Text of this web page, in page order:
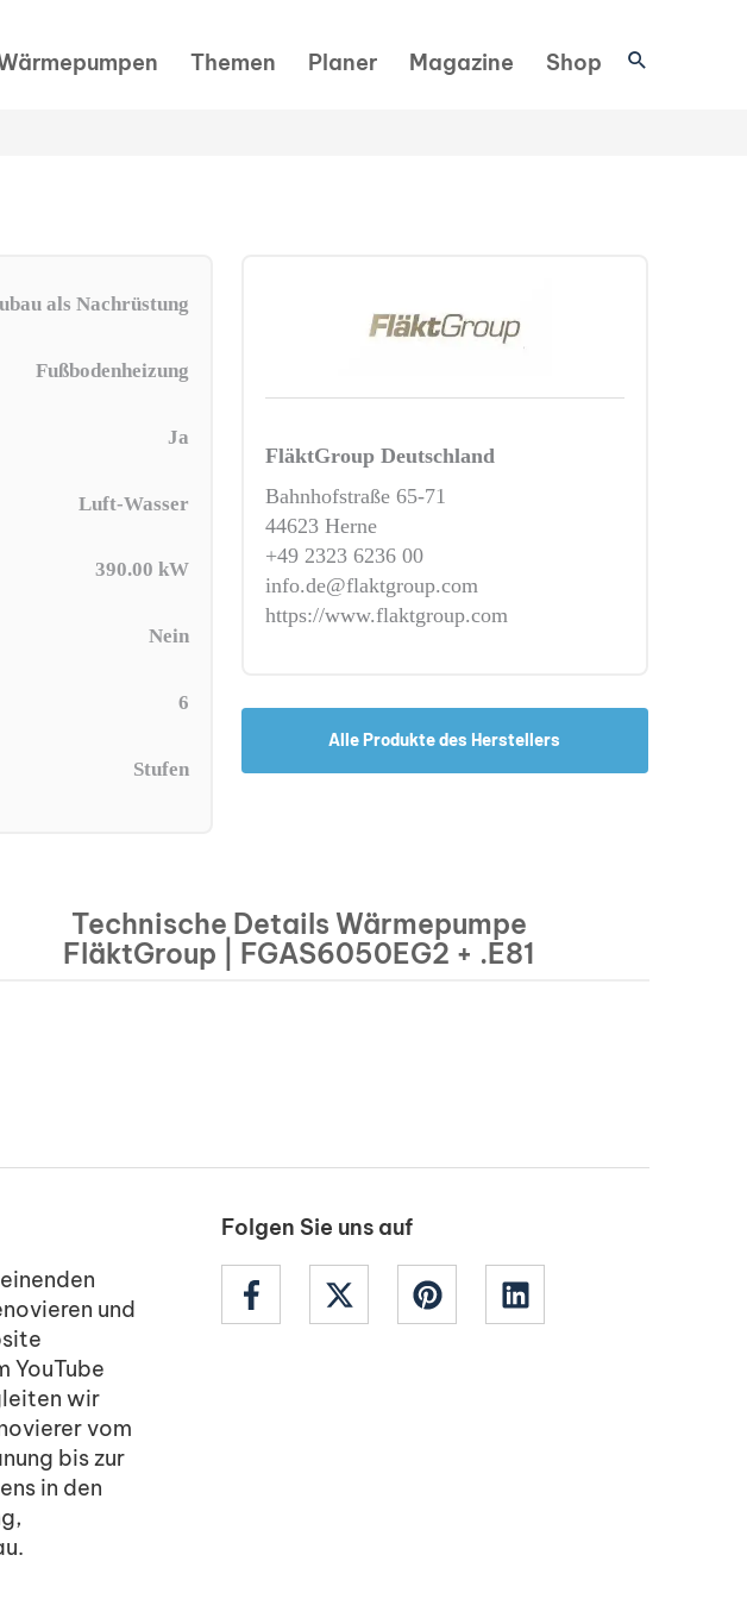
Themen Planer Magazine Shop Suchen
als Nachrüstung
Fußbodenheizung
Ja
Luft-Wasser
390.00 kW
Nein
6
Stufen
FläktGroup Deutschland
Bahnhofstraße 65-71
44623 Herne
+49 2323 6236 00
info.de@flaktgroup.com
https://www.flaktgroup.com
Alle Produkte des Herstellers
Technische Details Wärmepumpe
FläktGroup | FGAS6050EG2 + .E81
und
YouTube
wir
vom
bis zur
in den
Folgen Sie uns auf